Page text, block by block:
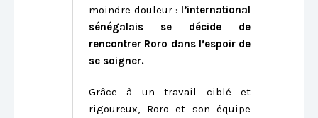
moindre douleur : l’international
sénégalais se décide de
rencontrer Roro dans l’espoir de
se soigner.
Grâce à un travail ciblé et
rigoureux, Roro et son équipe